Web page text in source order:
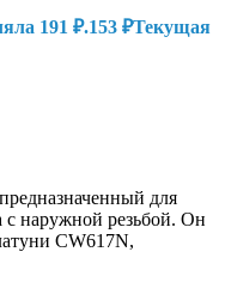
191 ₽.153 ₽Текущая
для
с наружной резьбой. Он
CW617N,